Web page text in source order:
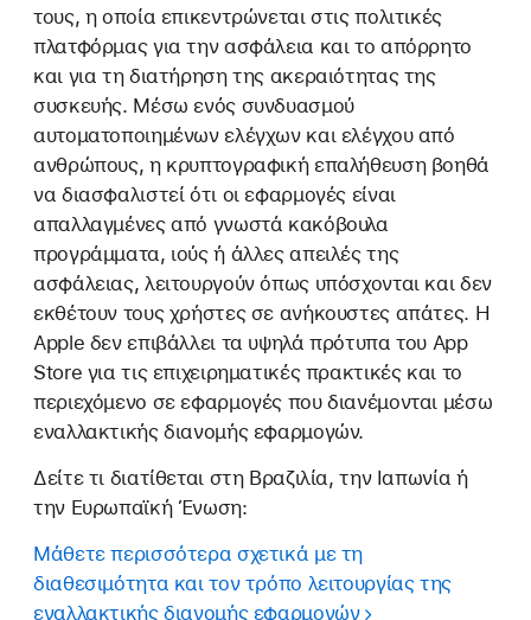
τους, η οποία επικεντρώνεται στις πολιτικές
πλατφόρμας για την ασφάλεια και το απόρρητο
και για τη διατήρηση της ακεραιότητας της
συσκευής. Μέσω ενός συνδυασμού
αυτοματοποιημένων ελέγχων και ελέγχου από
ανθρώπους, η κρυπτογραφική επαλήθευση βοηθά
να διασφαλιστεί ότι οι εφαρμογές είναι
απαλλαγμένες από γνωστά κακόβουλα
προγράμματα, ιούς ή άλλες απειλές της
ασφάλειας, λειτουργούν όπως υπόσχονται και δεν
εκθέτουν τους χρήστες σε ανήκουστες απάτες. Η
Apple δεν επιβάλλει τα υψηλά πρότυπα του App
Store για τις επιχειρηματικές πρακτικές και το
περιεχόμενο σε εφαρμογές που διανέμονται μέσω
εναλλακτικής διανομής εφαρμογών.
Δείτε τι διατίθεται στη Βραζιλία, την Ιαπωνία ή
την Ευρωπαϊκή Ένωση:
Μάθετε περισσότερα σχετικά με τη
διαθεσιμότητα και τον τρόπο λειτουργίας της
εναλλακτικής διανομής εφαρμογών